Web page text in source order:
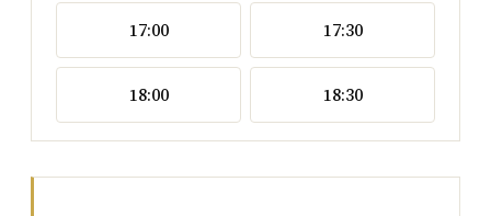
17:00 17:30
18:00 18:30